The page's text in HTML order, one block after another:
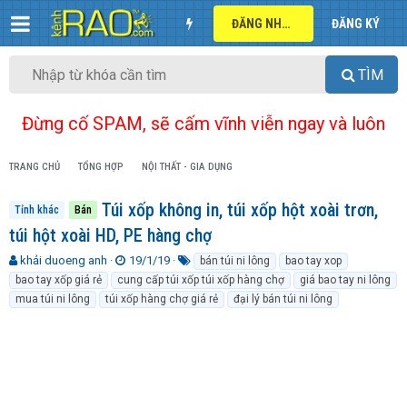
ĐĂNG NHẬP ĐĂNG KÝ
TÌM
Đừng cố SPAM, sẽ cấm vĩnh viễn ngay và luôn
TRANG CHỦ TỔNG HỢP NỘI THẤT - GIA DỤNG
Tỉnh khác Bán
Túi xốp không in, túi xốp hột xoài trơn,
túi hột xoài HD, PE hàng chợ
T
h
r
e
khải duoeng anh
N
g
à
y
19/1/19
ừ
k
h
bán túi ni lông
bao tay xop
bao tay xốp giá rẻ
cung cấp túi xốp túi xốp hàng chợ
giá bao tay ni lông
mua túi ni lông
túi xốp hàng chợ giá rẻ đại lý bán túi ni lông